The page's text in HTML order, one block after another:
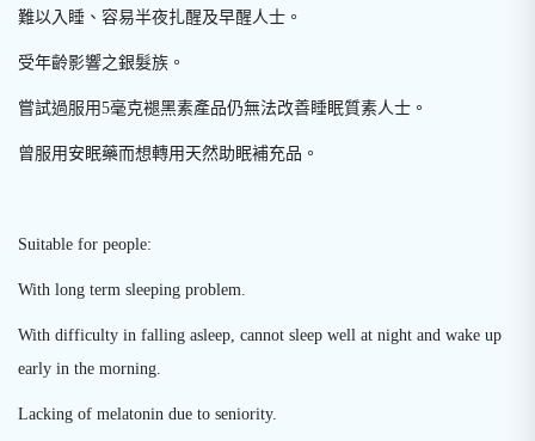
難以入睡、容易半夜扎醒及早醒人士。
受年齡影響之銀髮族。
嘗試過服用5毫克褪黑素產品仍無法改善睡眠質素人士。
曾服用安眠藥而想轉用天然助眠補充品。
Suitable for people:
With long term sleeping problem.
With difficulty in falling asleep, cannot sleep well at night and wake up
early in the morning.
Lacking of melatonin due to seniority.